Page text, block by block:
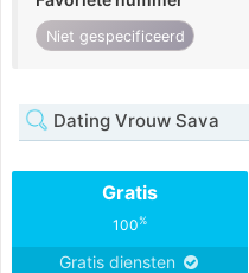
Niet gespecificeerd
Dating Vrouw Sava
Gratis
100%
Gratis diensten